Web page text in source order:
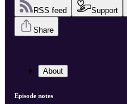
RSS feed Support
Share
About
Episode notes